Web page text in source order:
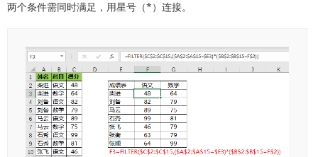
两个条件需同时满足，用星号（*）连接。